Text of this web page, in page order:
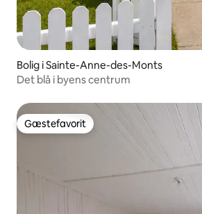
Bolig i Sainte-Anne-des-Monts
Det blå i byens centrum
Gæstefavorit
Gæstefavorit